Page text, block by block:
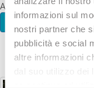
informazioni sul
nostri partner che
pubblicità e social
altre informazioni
ACQUE TERMALI IN